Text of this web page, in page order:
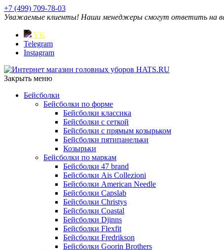
+7 (499) 709-78-03
Уважаемые клиенты! Наши менеджеры смогут ответить на
VK
Telegram
Instagram
Закрыть меню
Бейсболки
Бейсболки по форме
Бейсболки классика
Бейсболки с сеткой
Бейсболки с прямым козырьком
Бейсболки пятипанельки
Козырьки
Бейсболки по маркам
Бейсболки 47 brand
Бейсболки Ais Collezioni
Бейсболки American Needle
Бейсболки Capslab
Бейсболки Christys
Бейсболки Coastal
Бейсболки Djinns
Бейсболки Flexfit
Бейсболки Fredrikson
Бейсболки Goorin Brothers